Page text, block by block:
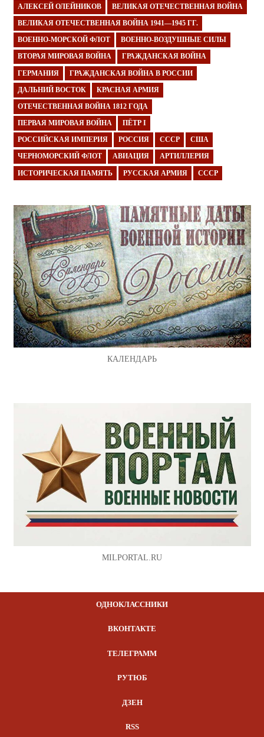
АЛЕКСЕЙ ОЛЕЙНИКОВ ВЕЛИКАЯ ОТЕЧЕСТВЕННАЯ ВОЙНА
ВЕЛИКАЯ ОТЕЧЕСТВЕННАЯ ВОЙНА 1941—1945 ГГ.
ВОЕННО-МОРСКОЙ ФЛОТ ВОЕННО-ВОЗДУШНЫЕ СИЛЫ
ВТОРАЯ МИРОВАЯ ВОЙНА ГРАЖДАНСКАЯ ВОЙНА
ГЕРМАНИЯ ГРАЖДАНСКАЯ ВОЙНА В РОССИИ
ДАЛЬНИЙ ВОСТОК КРАСНАЯ АРМИЯ
ОТЕЧЕСТВЕННАЯ ВОЙНА 1812 ГОДА
ПЕРВАЯ МИРОВАЯ ВОЙНА ПЁТР I
РОССИЙСКАЯ ИМПЕРИЯ РОССИЯ СССР США
ЧЕРНОМОРСКИЙ ФЛОТ АВИАЦИЯ АРТИЛЛЕРИЯ
ИСТОРИЧЕСКАЯ ПАМЯТЬ РУССКАЯ АРМИЯ СССР
КАЛЕНДАРЬ
MILPORTAL.RU
ОДНОКЛАССНИКИ
ВКОНТАКТЕ
ТЕЛЕГРАММ
РУТЮБ
ДЗЕН
RSS